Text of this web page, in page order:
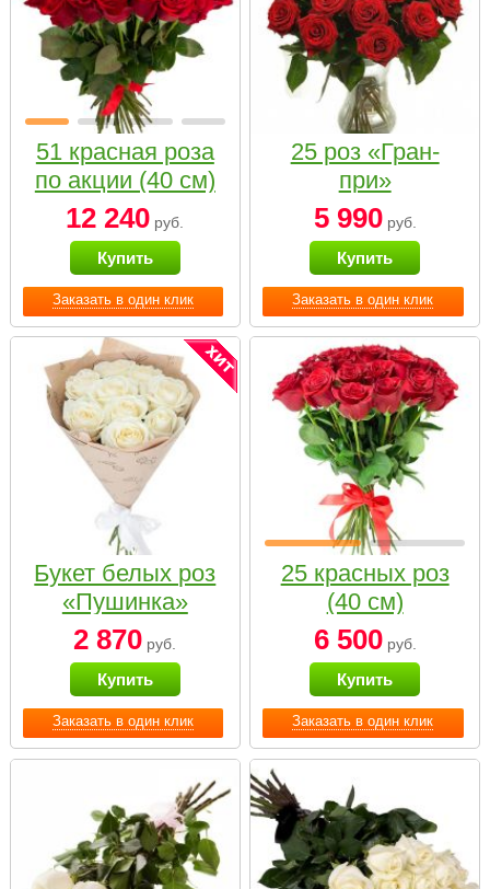
Заказать в один клик
51 красная роза
по акции (40 см)
12 240 руб.
Купить
Заказать в один клик
25 роз «Гран-
при»
5 990руб.
Купить
Заказать в один клик
Букет белых роз
«Пушинка»
2 870 руб.
Купить
Заказать в один клик
25 красных роз
(40 см)
6 500руб.
Купить